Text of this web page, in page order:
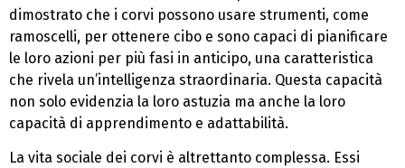
dimostrato che i corvi possono usare strumenti, come
ramoscelli, per ottenere cibo e sono capaci di pianificare
le loro azioni per più fasi in anticipo, una caratteristica
che rivela un’intelligenza straordinaria. Questa capacità
non solo evidenzia la loro astuzia ma anche la loro
capacità di apprendimento e adattabilità.
La vita sociale dei corvi è altrettanto complessa. Essi